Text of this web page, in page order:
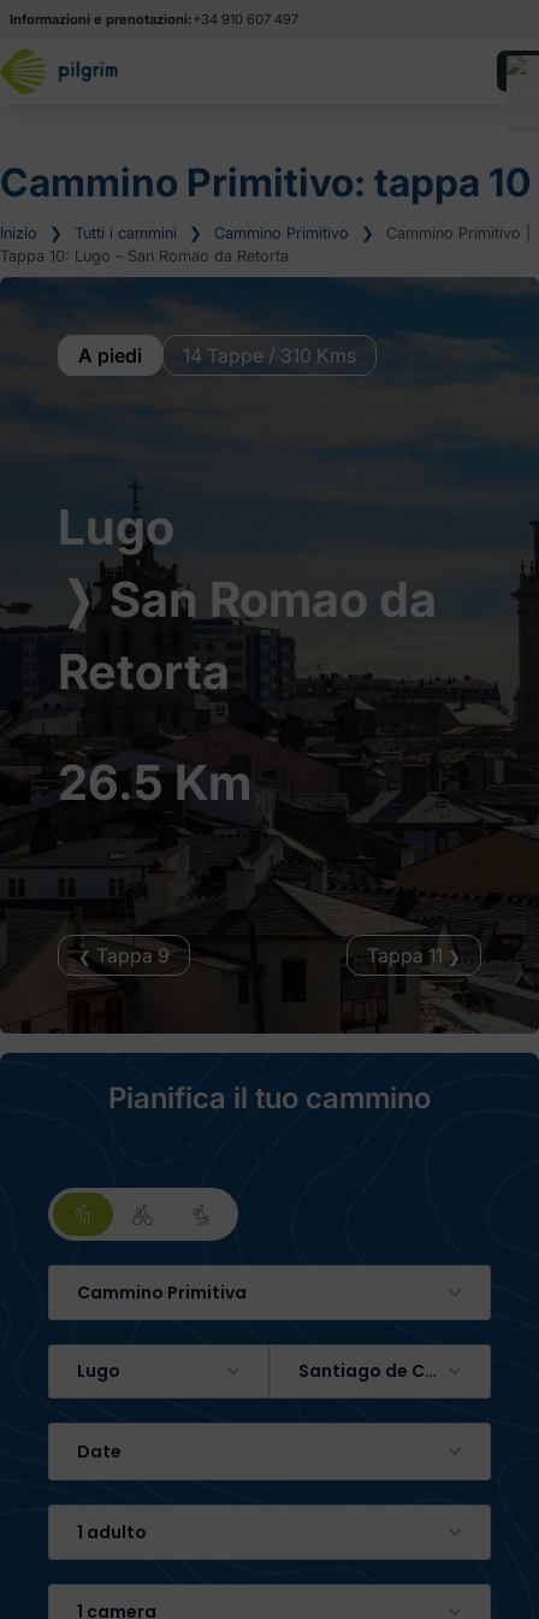
Informazioni e prenotazioni:+34 910 607 497
Cammino Primitivo: tappa 10
Inizio ❯ Tutti i cammini ❯ Cammino Primitivo ❯
Cammino Primitivo |
Tappa 10: Lugo – San Romao da Retorta
A piedi 14 Tappe / 310 Kms
Lugo
❭San Romao da
Retorta
26.5 Km
❮ Tappa 9 Tappa 11 ❯
Pianifica il tuo cammino
Cammino Primitiva
Lugo Santiago de Compostela
Date
1 adulto
1 camera